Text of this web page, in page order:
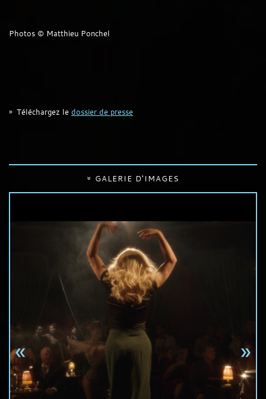
Photos © Matthieu Ponchel
Téléchargez le dossier de presse
GALERIE D'IMAGES
Previous Next